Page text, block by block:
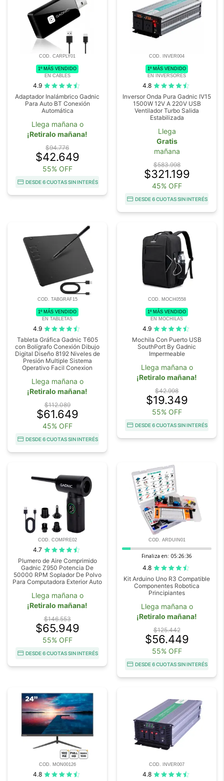
COD. CARPLY01
1º MÁS VENDIDO
EN CABLES
4.9
Adaptador Inalámbrico Gadnic
Para Auto BT Conexión
Automática
Llega mañana o
¡Retiralo mañana!
$94.776
$42.649
55% OFF
DESDE 6 CUOTAS SIN INTERÉS
COD. INVER004
1º MÁS VENDIDO
EN INVERSORES
4.8
Inversor Onda Pura Gadnic IV15
1500W 12V A 220V USB
Ventilador Turbo Salida
Estabilizada
Llega
Gratis
mañana
$583.998
$321.199
45% OFF
DESDE 6 CUOTAS SIN INTERÉS
COD. TABGRAF15
1º MÁS VENDIDO
EN TABLETAS
4.9
Tableta Gráfica Gadnic T605
con Bolígrafo Conexión Dibujo
Digital Diseño 8192 Niveles de
Presión Multiple Sistema
Operativo Facil Conexion
Llega mañana o
¡Retiralo mañana!
$112.089
$61.649
45% OFF
DESDE 6 CUOTAS SIN INTERÉS
COD. MOCH0558
1º MÁS VENDIDO
EN MOCHILAS
4.9
Mochila Con Puerto USB
SouthPort By Gadnic
Impermeable
Llega mañana o
¡Retiralo mañana!
$42.998
$19.349
55% OFF
DESDE 6 CUOTAS SIN INTERÉS
COD. COMPRE02
4.7
Plumero de Aire Comprimido
Gadnic Z950 Potencia De
50000 RPM Soplador De Polvo
Para Computadora Exterior Auto
Llega mañana o
¡Retiralo mañana!
$146.553
$65.949
55% OFF
DESDE 6 CUOTAS SIN INTERÉS
COD. ARDUIN01
Finaliza en: 05:26:35
4.8
Kit Arduino Uno R3 Compatible
Componentes Robotica
Principiantes
Llega mañana o
¡Retiralo mañana!
$125.442
$56.449
55% OFF
DESDE 6 CUOTAS SIN INTERÉS
COD. MON00126
4.8
COD. INVER007
4.8